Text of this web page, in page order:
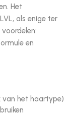
Het
als enige ter
en
van het haartype)